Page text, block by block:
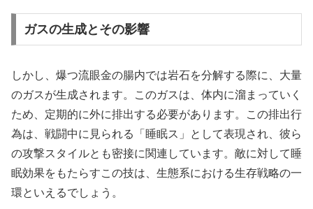
ガスの生成とその影響
しかし、爆つ流眼金の腸内では岩石を分解する際に、大量
のガスが生成されます。このガスは、体内に溜まっていく
ため、定期的に外に排出する必要があります。この排出行
為は、戦闘中に見られる「睡眠ス」として表現され、彼ら
の攻撃スタイルとも密接に関連しています。敵に対して睡
眠効果をもたらすこの技は、生態系における生存戦略の一
環といえるでしょう。